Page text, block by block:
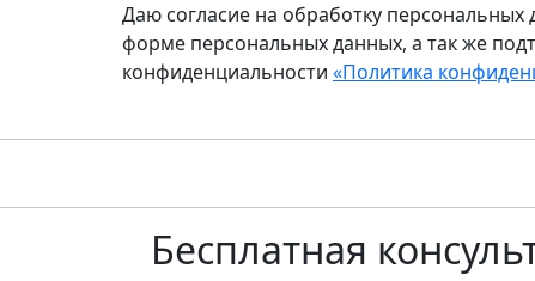
Даю согласие на обработку персональных
форме персональных данных, а так же
конфиденциальности «Политика
Бесплатная